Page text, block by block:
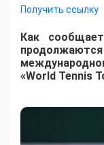
Получить ссылку
Как
«World Tennis